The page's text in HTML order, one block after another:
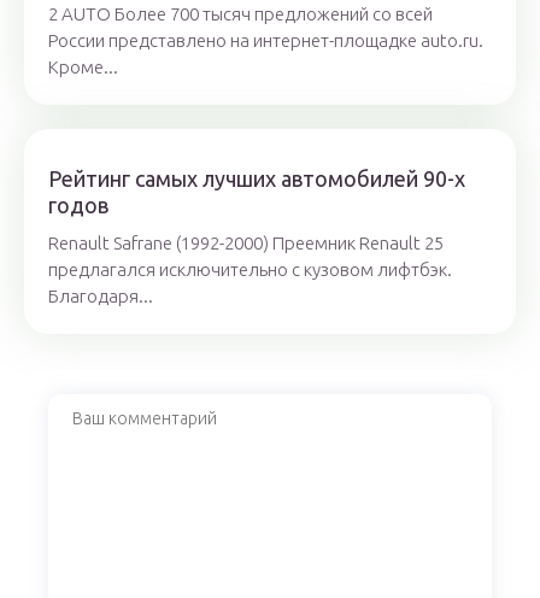
2 AUTO Более 700 тысяч предложений со всей
России представлено на интернет-площадке auto.ru.
Кроме...
Рейтинг самых лучших автомобилей 90-х
годов
Renault Safrane (1992-2000) Преемник Renault 25
предлагался исключительно с кузовом лифтбэк.
Благодаря...